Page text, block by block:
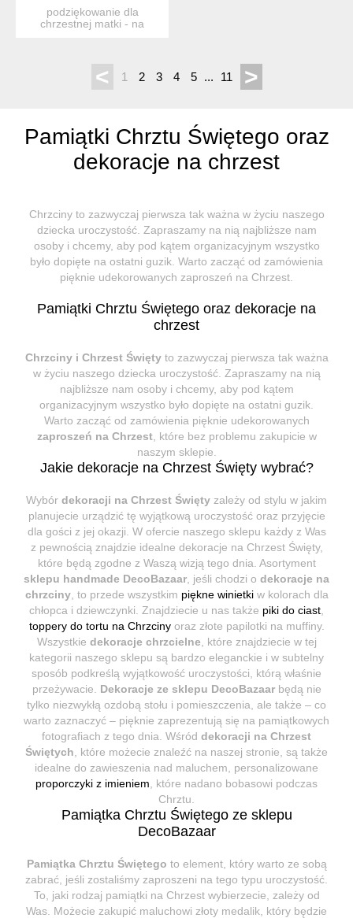
podziękowanie dla
chrzestnej matki - na
< 1 2 3 4 5 ... 11 >
Pamiątki Chrztu Świętego oraz
dekoracje na chrzest
Chrzciny to zazwyczaj pierwsza tak ważna w życiu naszego
dziecka uroczystość. Zapraszamy na nią najbliższe nam
osoby i chcemy, aby pod kątem organizacyjnym wszystko
było dopięte na ostatni guzik. Warto zacząć od zamówienia
pięknie udekorowanych zaproszeń na Chrzest.
Pamiątki Chrztu Świętego oraz dekoracje na
chrzest
Chrzciny i Chrzest Świętyto zazwyczaj pierwsza tak ważna
w życiu naszego dziecka uroczystość. Zapraszamy na nią
najbliższe nam osoby i chcemy, aby pod kątem
organizacyjnym wszystko było dopięte na ostatni guzik.
Warto zacząć od zamówienia pięknie udekorowanych
zaproszeń na Chrzest, które bez problemu zakupicie w
naszym sklepie.
Jakie dekoracje na Chrzest Święty wybrać?
Wybór dekoracji na Chrzest Święty zależy od stylu w jakim
planujecie urządzić tę wyjątkową uroczystość oraz przyjęcie
dla gości z jej okazji. W ofercie naszego sklepu każdy z Was
z pewnością znajdzie idealne dekoracje na Chrzest Święty,
które będą zgodne z Waszą wizją tego dnia. Asortyment
sklepu handmade DecoBazaar , jeśli chodzi o dekoracje na
chrzciny, to przede wszystkim piękne winietkiw kolorach dla
chłopca i dziewczynki. Znajdziecie u nas także piki do ciast
toppery do tortu na Chrzcinyoraz złote papilotki na muffiny.
Wszystkie dekoracje chrzcielne , które znajdziecie w tej
kategorii naszego sklepu są bardzo eleganckie i w subtelny
sposób podkreślą wyjątkowość uroczystości, którą właśnie
przeżywacie. Dekoracje ze sklepu DecoBazaarbędą nie
tylko niezwykłą ozdobą stołu i pomieszczenia, ale także – co
warto zaznaczyć – pięknie zaprezentują się na pamiątkowych
fotografiach z tego dnia. Wśród dekoracji na Chrzest
Świętych , które możecie znaleźć na naszej stronie, są także
idealne do zawieszenia nad maluchem, personalizowane
proporczyki z imieniem , które nadano bobasowi podczas
Chrztu.
Pamiątka Chrztu Świętego ze sklepu
DecoBazaar
Pamiątka Chrztu Świętego to element, który warto ze sobą
zabrać, jeśli zostaliśmy zaproszeni na tego typu uroczystość.
To, jaki rodzaj pamiątki na Chrzest wybierzecie, zależy od
Was. Możecie zakupić maluchowi złoty medalik, który będzie